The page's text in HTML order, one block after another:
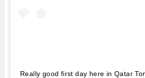
Really good first day here in Qatar